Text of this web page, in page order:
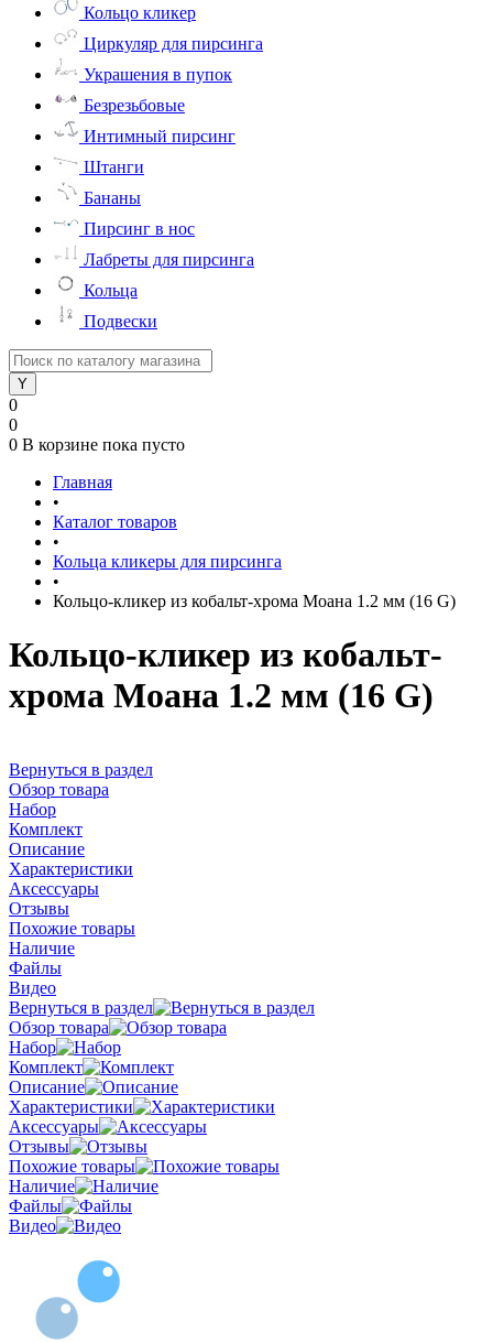
Кольцо кликер
Циркуляр для пирсинга
Украшения в пупок
Безрезьбовые
Интимный пирсинг
Штанги
Бананы
Пирсинг в нос
Лабреты для пирсинга
Кольца
Подвески
0
0
0 В корзине пока пусто
Главная
•
Каталог товаров
•
Кольца кликеры для пирсинга
•
Кольцо-кликер из кобальт-хрома Моана 1.2 мм (16 G)
Кольцо-кликер из кобальт-
хрома Моана 1.2 мм (16 G)
Вернуться в раздел
Обзор товара
Набор
Комплект
Описание
Характеристики
Аксессуары
Отзывы
Похожие товары
Наличие
Файлы
Видео
Вернуться в раздел
Обзор товара
Набор
Комплект
Описание
Характеристики
Аксессуары
Отзывы
Похожие товары
Наличие
Файлы
Видео